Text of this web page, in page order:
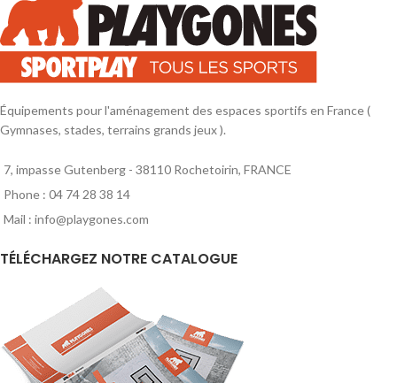
Équipements pour l'aménagement des espaces sportifs en France (
Gymnases, stades, terrains grands jeux ).
7, impasse Gutenberg - 38110 Rochetoirin, FRANCE
Phone : 04 74 28 38 14
Mail : info@playgones.com
TÉLÉCHARGEZ NOTRE CATALOGUE